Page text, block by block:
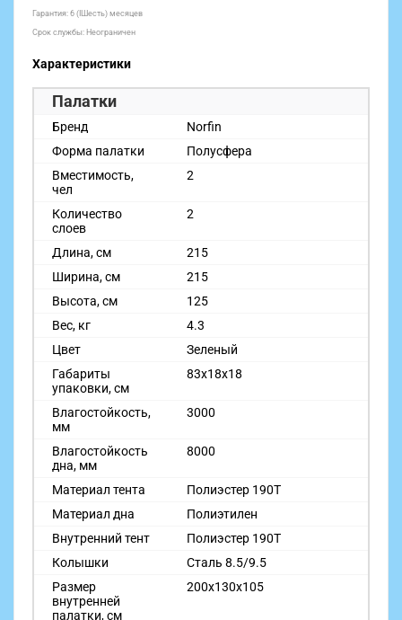
Гарантия: 6 (IШесть) месяцев
Срок службы: Неограничен
Характеристики
Палатки
Бренд
Norfin
Форма палатки
Полусфера
Вместимость,
чел
2
Количество
слоев
2
Длина, см
215
Ширина, см
215
Высота, см
125
Вес, кг
4.3
Цвет
Зеленый
Габариты
упаковки, см
83х18х18
Влагостойкость,
мм
3000
Влагостойкость
дна, мм
8000
Материал тента
Полиэстер 190T
Материал дна
Полиэтилен
Внутренний тент
Полиэстер 190T
Колышки
Сталь 8.5/9.5
Размер
внутренней
палатки, см
200х130х105